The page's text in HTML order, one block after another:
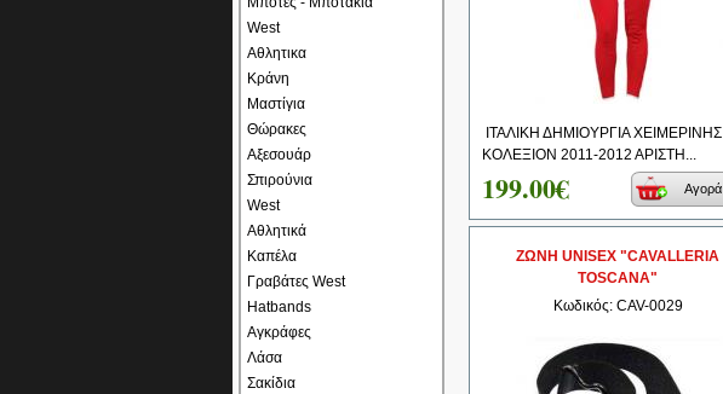
West
Αθλητικα
Κράνη
Μαστίγια
Θώρακες
Αξεσουάρ
Σπιρούνια
West
Αθλητικά
Καπέλα
Γραβάτες West
Hatbands
Αγκράφες
Λάσα
Σακίδια
ΙΤΑΛΙΚΗ ΔΗΜΙΟΥΡΓΙΑ ΧΕΙΜΕΡΙΝΗΣ
ΚΟΛΕΞΙΟΝ 2011-2012 ΑΡΙΣΤΗ...
199.00€ Αγορά
ΖΩΝΗ UNISEX "CAVALLERIA
TOSCANA"
Κωδικός: CAV-0029